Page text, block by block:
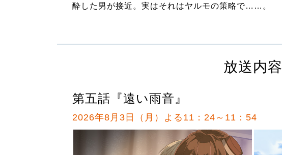
酔した男が接近。実はそれはヤルモの策略で……。
放送内容
第五話『遠い雨音』
2026年8月3日（月）よる11：24～11：54